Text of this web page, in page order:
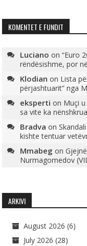
KOMENTET E FUNDIT
Luciano on“Euro
rëndësishme, por
Klodian on Lista
përjashtuarit” nga
eksperti on Muçi
sa vite ka
Bradva on
kishte tentuar
Mmabeg on
Nurmagomedov
ARKIVI
August 2026 (6)
July 2026 (28)